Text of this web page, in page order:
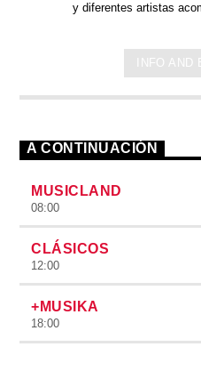
y diferentes artistas
INFO AND
A CONTINUACIÓN
MUSICLAND
08:00
CLÁSICOS
12:00
+MUSIKA
18:00